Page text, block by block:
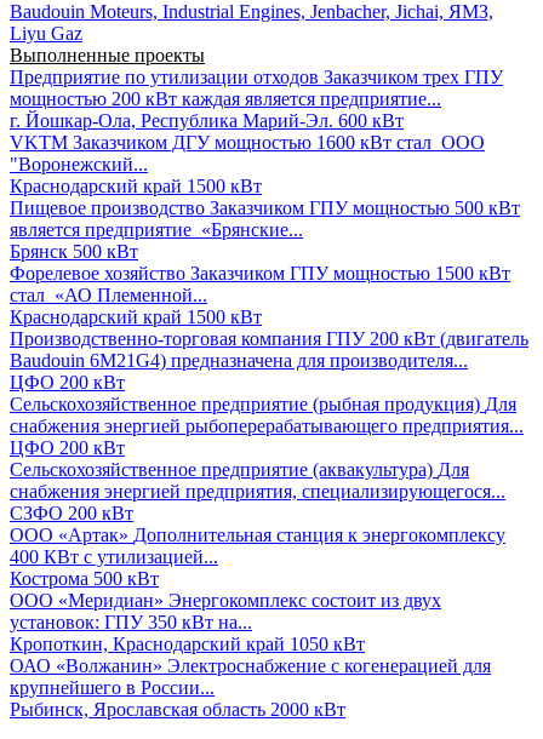
Baudouin Moteurs, Industrial Engines, Jenbacher, Jichai, ЯМЗ,
Liyu Gaz
Выполненные проекты
Предприятие по утилизации отходов Заказчиком трех ГПУ
мощностью 200 кВт каждая является предприятие...
г. Йошкар-Ола, Республика Марий-Эл. 600 кВт
VKTM Заказчиком ДГУ мощностью 1600 кВт стал ООО
"Воронежский...
Краснодарский край 1500 кВт
Пищевое производство Заказчиком ГПУ мощностью 500 кВт
является предприятие «Брянские...
Брянск 500 кВт
Форелевое хозяйство Заказчиком ГПУ мощностью 1500 кВт
стал «АО Племенной...
Краснодарский край 1500 кВт
Производственно-торговая компания ГПУ 200 кВт (двигатель
Baudouin 6M21G4) предназначена для производителя...
ЦФО 200 кВт
Сельскохозяйственное предприятие (рыбная продукция) Для
снабжения энергией рыбоперерабатывающего предприятия...
ЦФО 200 кВт
Сельскохозяйственное предприятие (аквакультура) Для
снабжения энергией предприятия, специализирующегося...
СЗФО 200 кВт
ООО «Артак» Дополнительная станция к энергокомплексу
400 КВт с утилизацией...
Кострома 500 кВт
ООО «Меридиан» Энергокомплекс состоит из двух
установок: ГПУ 350 кВт на...
Кропоткин, Краснодарский край 1050 кВт
ОАО «Волжанин» Электроснабжение с когенерацией для
крупнейшего в России...
Рыбинск, Ярославская область 2000 кВт